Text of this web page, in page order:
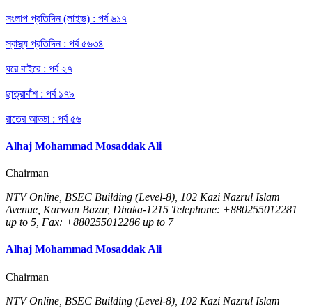
সংলাপ প্রতিদিন (লাইভ) : পর্ব ৬১৭
স্বাস্থ্য প্রতিদিন : পর্ব ৫৬৩৪
ঘরে বাইরে : পর্ব ২৭
ছাত্রাবাঁশ : পর্ব ১৭৯
রাতের আড্ডা : পর্ব ৫৬
Alhaj Mohammad Mosaddak Ali
Chairman
NTV Online, BSEC Building (Level-8), 102 Kazi Nazrul Islam
Avenue, Karwan Bazar, Dhaka-1215 Telephone: +880255012281
up to 5, Fax: +880255012286 up to 7
Alhaj Mohammad Mosaddak Ali
Chairman
NTV Online, BSEC Building (Level-8), 102 Kazi Nazrul Islam